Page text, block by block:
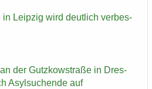
in Leip­zig wird deut­lich ver­bes­
der Gutz­kow­stra­ße in Dres­
Asyl­su­chen­de auf